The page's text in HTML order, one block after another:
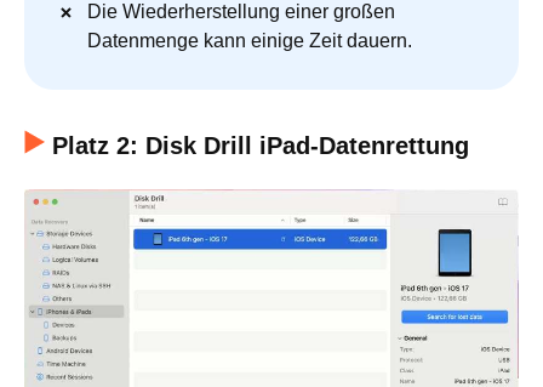
Die Wiederherstellung einer großen
Datenmenge kann einige Zeit dauern.
Platz 2: Disk Drill iPad-Datenrettung